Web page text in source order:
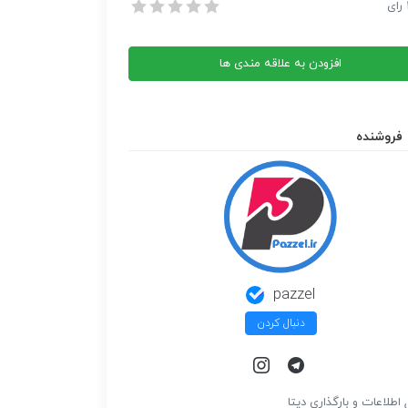
زبان برنامه نویسی دلفی 7
رای
افزودن به علاقه مندی ها
فروشنده
pazzel
دنبال کردن
اطلاعات و بارگذاري ديتا